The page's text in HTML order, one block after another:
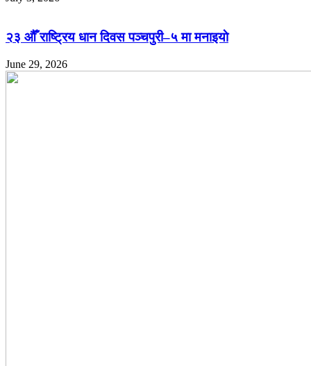
२३ औँ राष्ट्रिय धान दिवस पञ्चपुरी–५ मा मनाइयाे
June 29, 2026